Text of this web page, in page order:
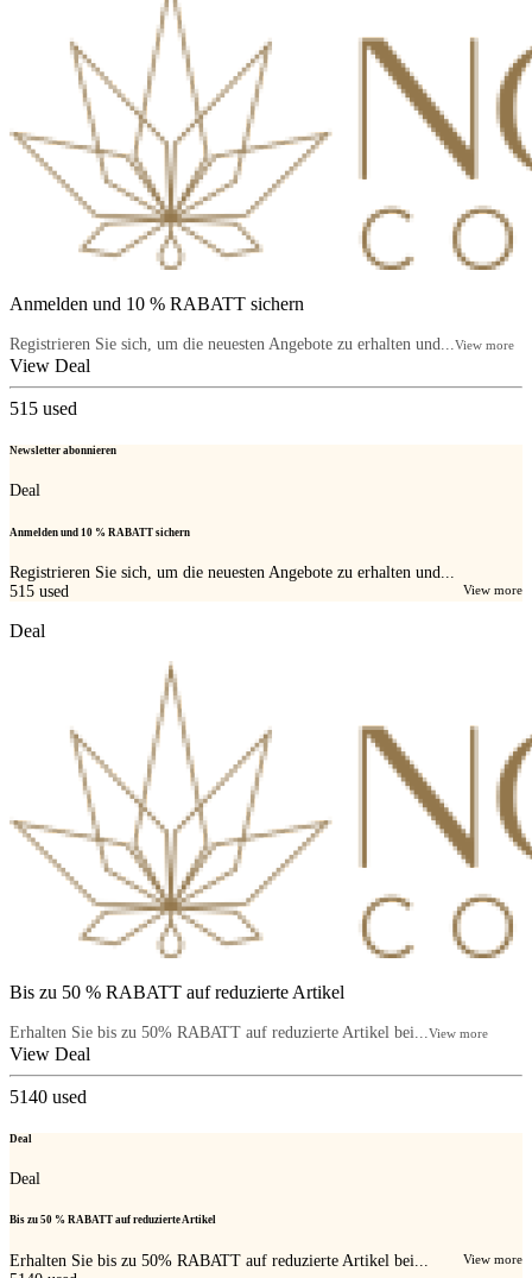
Anmelden und 10 % RABATT sichern
Registrieren Sie sich, um die neuesten Angebote zu erhalten und... View more
View Deal
515 used
Newsletter abonnieren
Deal
Anmelden und 10 % RABATT sichern
Registrieren Sie sich, um die neuesten Angebote zu erhalten und...
View more
515 used
Deal
Bis zu 50 % RABATT auf reduzierte Artikel
Erhalten Sie bis zu 50% RABATT auf reduzierte Artikel bei... View more
View Deal
5140 used
Deal
Deal
Bis zu 50 % RABATT auf reduzierte Artikel
Erhalten Sie bis zu 50% RABATT auf reduzierte Artikel bei... View more